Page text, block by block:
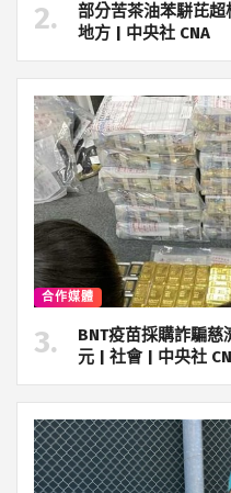
部分苦茶油苯駢芘
地方 | 中央社 CNA
合作媒體
BNT疫苗採購詐騙
元 | 社會 | 中央社